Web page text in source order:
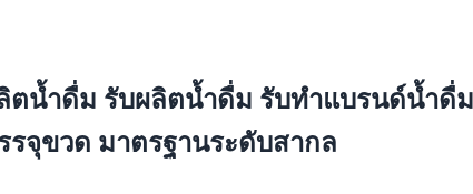
ลิตน้ำดื่ม รับผลิตน้ำดื่ม รับทำแบรนด์น้ำ
จุขวด มาตรฐานระดับสากล